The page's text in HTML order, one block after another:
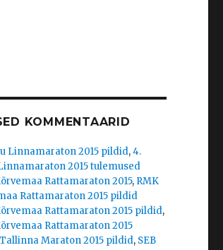
KOMMENTAARID
Linnamaraton 2015 pildid,4.
2015 tulemused
Rattamaraton 2015, RMK
Rattamaraton 2015 pildid
Rattamaraton 2015 pildid,
Rattamaraton 2015
Tallinna Maraton 2015 pildid, SEB